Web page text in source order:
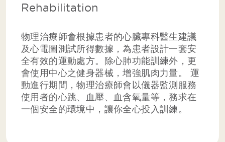
Rehabilitation
物理治療師會根據患者的心臟專科醫生建議
及心電圖測試所得數據，為患者設計一套安
全有效的運動處方。除心肺功能訓練外，更
會使用中心之健身器械，增強肌肉力量。 運
動進行期間，物理治療師會以儀器監測服務
使用者的心跳、血壓、血含氧量等，務求在
一個安全的環境中，讓你全心投入訓練。